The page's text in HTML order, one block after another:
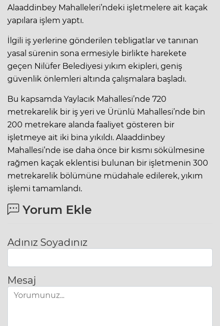
Alaaddinbey Mahalleleri’ndeki işletmelere ait kaçak
yapılara işlem yaptı.
İlgili iş yerlerine gönderilen tebligatlar ve tanınan
yasal sürenin sona ermesiyle birlikte harekete
geçen Nilüfer Belediyesi yıkım ekipleri, geniş
güvenlik önlemleri altında çalışmalara başladı.
Bu kapsamda Yaylacık Mahallesi’nde 720
metrekarelik bir iş yeri ve Ürünlü Mahallesi’nde bin
200 metrekare alanda faaliyet gösteren bir
işletmeye ait iki bina yıkıldı. Alaaddinbey
Mahallesi’nde ise daha önce bir kısmı sökülmesine
rağmen kaçak eklentisi bulunan bir işletmenin 300
metrekarelik bölümüne müdahale edilerek, yıkım
işlemi tamamlandı.
Yorum Ekle
Adınız Soyadınız
Mesaj